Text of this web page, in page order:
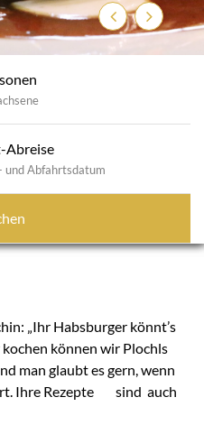
ZurückWeiter
Abreise
und Abfahrtsdatum
„Ihr Habsburger könnt’s
können wir Plochls
man glaubt es gern, wenn
Ihre Rezepte sind auch